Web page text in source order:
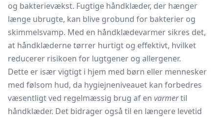
og bakterievækst. Fugtige håndklæder, der hænger
længe ubrugte, kan blive grobund for bakterier og
skimmelsvamp. Med en håndklædevarmer sikres det,
at håndklæderne tørrer hurtigt og effektivt, hvilket
reducerer risikoen for lugtgener og allergener.
Dette er især vigtigt i hjem med børn eller mennesker
med følsom hud, da hygiejneniveauet kan forbedres
væsentligt ved regelmæssig brug af en varmertil
håndklæder. Det bidrager også til en længere levetid